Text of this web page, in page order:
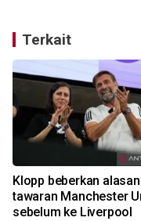
Terkait
Klopp beberkan
tawaran Manchester
sebelum ke Liverpool